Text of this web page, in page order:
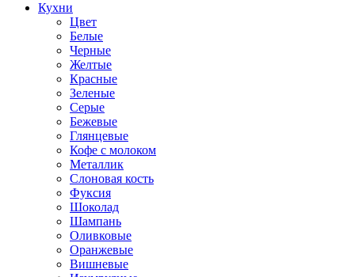
Кухни
Цвет
Белые
Черные
Желтые
Красные
Зеленые
Серые
Бежевые
Глянцевые
Кофе с молоком
Металлик
Слоновая кость
Фуксия
Шоколад
Шампань
Оливковые
Оранжевые
Вишневые